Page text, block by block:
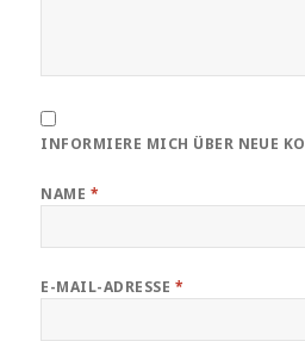
INFORMIERE MICH ÜBER NEUE
NAME *
E-MAIL-ADRESSE *